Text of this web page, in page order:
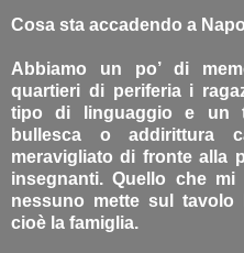
Cosa sta accadendo a
Abbiamo un po’ di
quartieri di periferia i
tipo di linguaggio e un
bullesca o addirittura
meravigliato di fronte alla
insegnanti. Quello che
nessuno mette sul tavolo
cioè la famiglia.